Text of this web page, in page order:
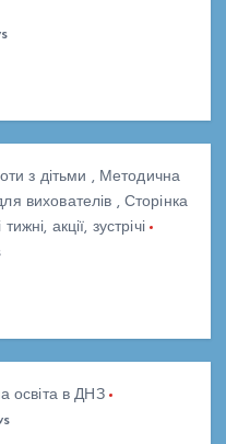
з дітьми , Методична
вихователів , Сторінка
акції, зустрічі
освіта в ДНЗ